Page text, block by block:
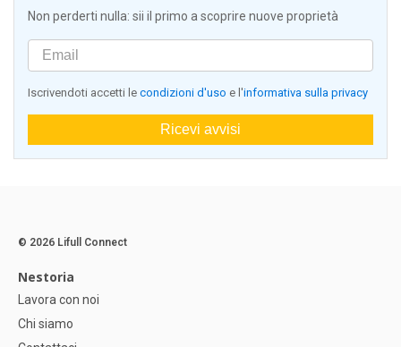
Non perderti nulla: sii il primo a scoprire nuove proprietà
Iscrivendoti accetti le condizioni d'uso e l'informativa sulla privacy
Ricevi avvisi
© 2026 Lifull Connect
Nestoria
Lavora con noi
Chi siamo